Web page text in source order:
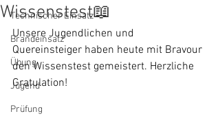
Technischer Einsatz
Brandeinsatz
Übung
Jugend
Prüfung
Wissenstest📖
Unsere Jugendlichen und
Quereinsteiger haben heute mit Bravour
den Wissenstest gemeistert. Herzliche
Gratulation!